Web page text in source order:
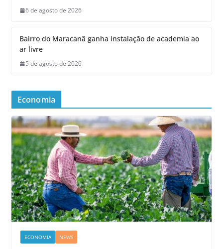
6 de agosto de 2026
Bairro do Maracanã ganha instalação de academia ao
ar livre
5 de agosto de 2026
Economia
ECONOMIA NEWS